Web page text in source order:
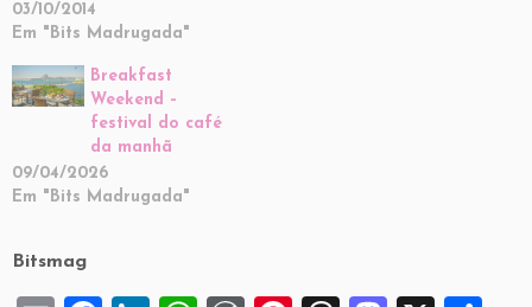
03/10/2014
Em "Bits Madrugada"
Breakfast
Weekend –
festival do café
da manhã
09/04/2026
Em "Bits Madrugada"
Bitsmag